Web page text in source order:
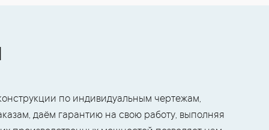
по индивидуальным чертежам,
даём гарантию на свою работу, выполняя